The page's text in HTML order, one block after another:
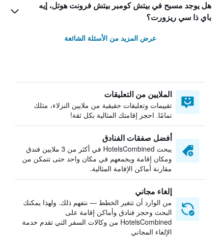
هل يوجد مسبح في بيتش كومبر بيتش فرونت هوتل، إيه
باي ذا سي ريزورت؟
عرض المزيد من الأسئلة الشائعة
الملايين من التعليقات
تقييمات وتعليقات حقيقية من ملايين النزلاء، مثلك
تمامًا. احجز إقامتك المثالية بكل ثقة!
أفضل صفقات الفنادق
يبحث HotelsCombined في أكثر من 3 ملايين فندق
ومكان إقامة ويجمعهم في مكان واحد حتى تتمكن من
مقارنة أماكن الإقامة المثالية.
إلغاء مجاني
من الوارد أن تتغير الخطط — نتفهم ذلك. ولهذا يمكنك
البحث وحجز فنادق وأماكن إقامة على
HotelsCombined من وكالات السفر التي تقدم خدمة
الإلغاء المجاني